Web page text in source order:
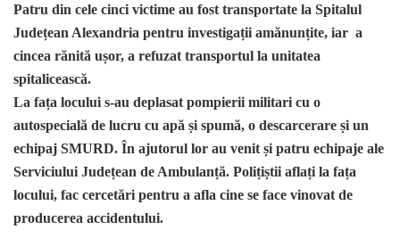
Patru din cele cinci victime au fost transportate la Spitalul
Județean Alexandria pentru investigații amănunțite, iar a
cincea rănită ușor, a refuzat transportul la unitatea
spitalicească.
La fața locului s-au deplasat pompierii militari cu o
autospecială de lucru cu apă și spumă, o descarcerare și un
echipaj SMURD. În ajutorul lor au venit și patru echipaje ale
Serviciului Județean de Ambulanță. Polițiștii aflați la fața
locului, fac cercetări pentru a afla cine se face vinovat de
producerea accidentului.